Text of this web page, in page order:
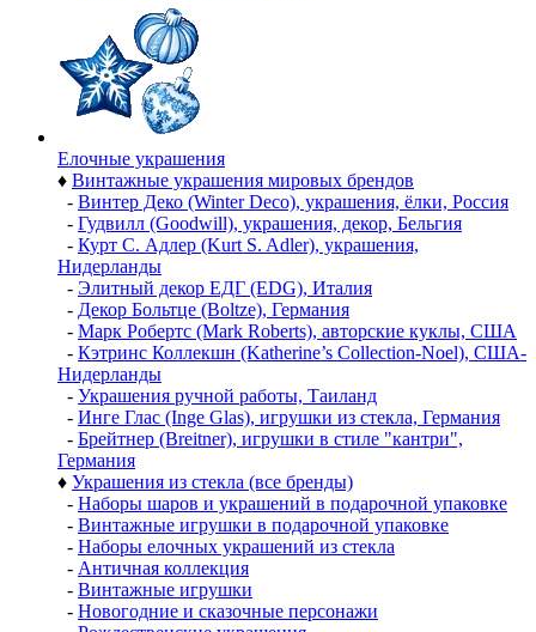
Елочные украшения
♦ Винтажные украшения мировых брендов
- Винтер Деко (Winter Deco), украшения, ёлки, Россия
- Гудвилл (Goodwill), украшения, декор, Бельгия
- Курт С. Адлер (Kurt S. Adler), украшения,
Нидерланды
- Элитный декор ЕДГ (EDG), Италия
- Декор Больтце (Boltze), Германия
- Марк Робертс (Mark Roberts), авторские куклы, США
- Кэтринс Коллекшн (Katherine’s Collection-Noel), США-
Нидерланды
- Украшения ручной работы, Таиланд
- Инге Глас (Inge Glas), игрушки из стекла, Германия
- Брейтнер (Breitner), игрушки в стиле "кантри",
Германия
♦ Украшения из стекла (все бренды)
- Наборы шаров и украшений в подарочной упаковке
- Винтажные игрушки в подарочной упаковке
- Наборы елочных украшений из стекла
- Античная коллекция
- Винтажные игрушки
- Новогодние и сказочные персонажи